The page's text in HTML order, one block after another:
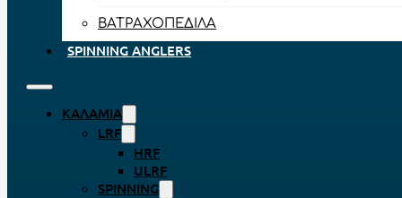
ΒΑΤΡΑΧΟΠΈΔΙΛΑ
SPINNING ANGLERS
ΚΑΛΆΜΙΑ
LRF
HRF
ULRF
SPINNING